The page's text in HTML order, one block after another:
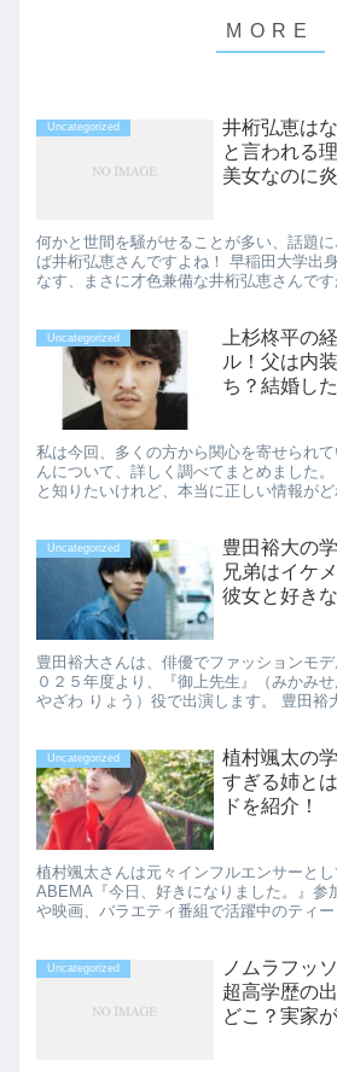
Uncategorized
井桁弘恵は
と言われる
美女なのに
何かと世間を騒がせることが多い、話題
ば井桁弘恵さんですよね！ 早稲田大学出
なす、まさに才色兼備な井桁弘恵さんです
Uncategorized
上杉柊平の
ル！父は内
ち？結婚し
私は今回、多くの方から関心を寄せられ
んについて、詳しく調べてまとめました
と知りたいけれど、本当に正しい情報がど
Uncategorized
豊田裕大の
兄弟はイケ
彼女と好き
豊田裕大さんは、俳優でファッションモ
０２５年度より、『御上先生』（みかみ
やざわ りょう）役で出演します。 豊田裕
Uncategorized
植村颯太の
すぎる姉と
ドを紹介！
植村颯太さんは元々インフルエンサーとし
ABEMA『今日、好きになりました。』参
や映画、バラエティ番組で活躍中のティ
Uncategorized
ノムラフッ
超高学歴の
どこ？実家